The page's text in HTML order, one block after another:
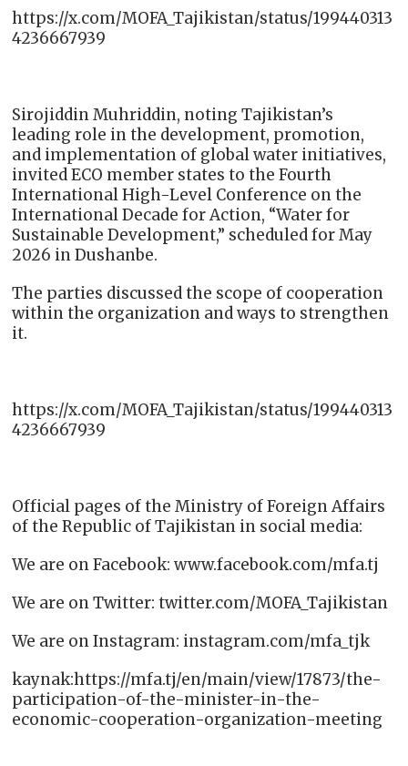
https://x.com/MOFA_Tajikistan/status/199440313
4236667939
Sirojiddin Muhriddin, noting Tajikistan’s
leading role in the development, promotion,
and implementation of global water initiatives,
invited ECO member states to the Fourth
International High-Level Conference on the
International Decade for Action, “Water for
Sustainable Development,” scheduled for May
2026 in Dushanbe.
The parties discussed the scope of cooperation
within the organization and ways to strengthen
it.
https://x.com/MOFA_Tajikistan/status/199440313
4236667939
Official pages of the Ministry of Foreign Affairs
of the Republic of Tajikistan in social media:
We are on Facebook: www.facebook.com/mfa.tj
We are on Twitter: twitter.com/MOFA_Tajikistan
We are on Instagram: instagram.com/mfa_tjk
kaynak:https://mfa.tj/en/main/view/17873/the-
participation-of-the-minister-in-the-
economic-cooperation-organization-meeting